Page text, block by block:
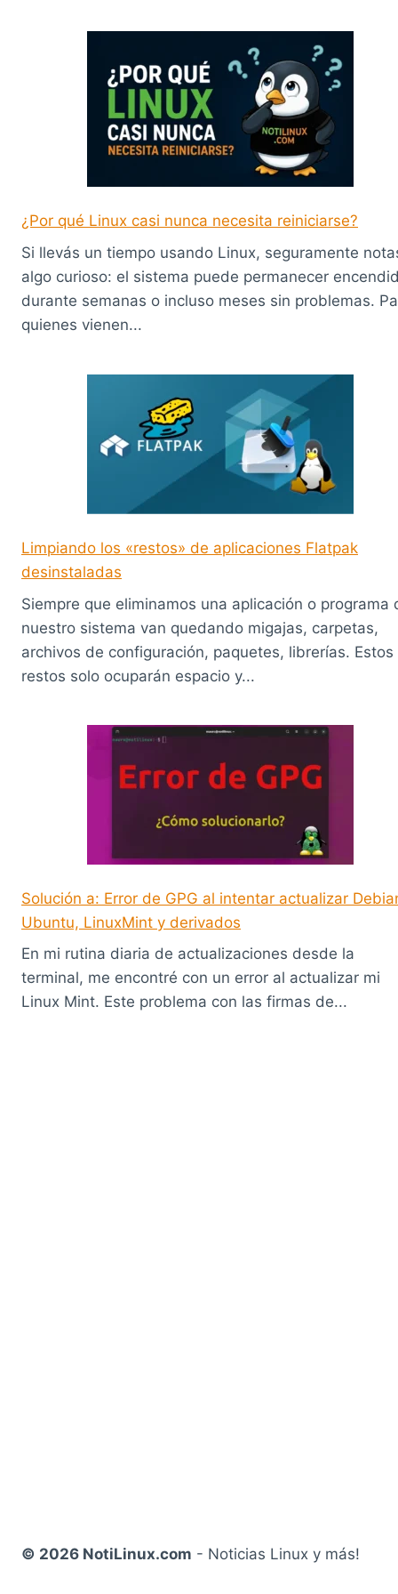
¿Por qué Linux casi nunca necesita reiniciarse?
Si llevás un tiempo usando Linux, seguramente
algo curioso: el sistema puede permanecer
durante semanas o incluso meses sin problemas.
quienes vienen...
Limpiando los «restos» de aplicaciones Flatpak
desinstaladas
Siempre que eliminamos una aplicación o programa
nuestro sistema van quedando migajas, carpetas,
archivos de configuración, paquetes, librerías. Estos
restos solo ocuparán espacio y...
Solución a: Error de GPG al intentar actualizar
Ubuntu, LinuxMint y derivados
En mi rutina diaria de actualizaciones desde la
terminal, me encontré con un error al actualizar mi
Linux Mint. Este problema con las firmas de...
© 2026 NotiLinux.com - Noticias Linux y más!